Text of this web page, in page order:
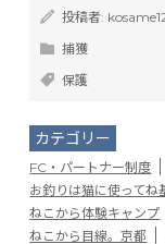
投稿者:
捕獲
保護
カテゴリー
FC・パートナー制度
お釣りは猫に使ってね
ねこから体験キャンプ
ねこから目線。京都